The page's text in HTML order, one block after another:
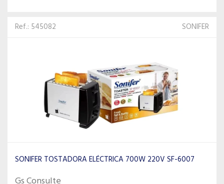
Ref.: 545082 SONIFER
SONIFER TOSTADORA ELÉCTRICA 700W 220V SF-6007